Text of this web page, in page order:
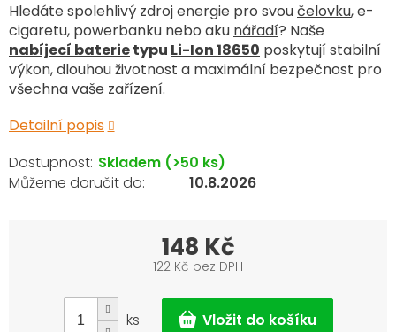
Hledáte spolehlivý zdroj energie pro svoučelovku, e-
cigaretu, powerbanku nebo aku nářadí? Naše
nabíjecí baterietypu Li-Ion 18650 poskytují stabilní
výkon, dlouhou životnost a maximální bezpečnost pro
všechna vaše zařízení.
Detailní popis
Skladem (>50 ks)
10.8.2026
148 Kč
122 Kč bez DPH
cena:
ks